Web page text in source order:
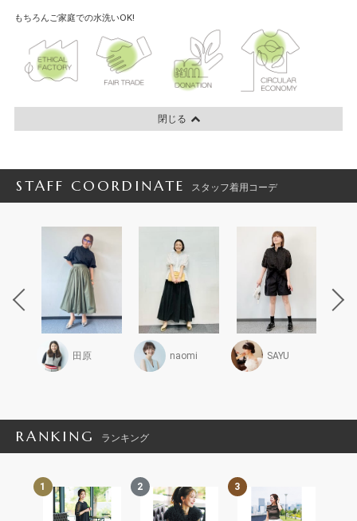
もちろんご家庭での水洗いOK!
閉じる
STAFF COORDINATE スタッフ着用コーデ
田原 naomi SAYU
RANKING ランキング
1 2 3